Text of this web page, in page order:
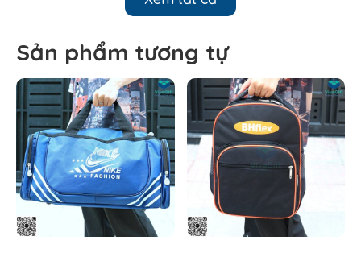
Xuất sứ: Việt Nam
2. Đặc điểm nổi bật sản phẩm
Kiểu dáng gọn gàng, trẻ trung: Thiết kế hiện đại với
phom dáng nhỏ gọn, phù hợp với vóc dáng học sinh,
mang đến vẻ ngoài năng động và tinh tế trong từng
chi tiết.
Ngăn chứa thông minh, tiện dụng: Ngăn chính rộng rãi
đủ sức chứa sách vở, tài liệu, laptop hoặc máy tính
bảng. Ngăn phụ phía trước tích hợp khóa kéo chắc
chắn, thuận tiện cho việc cất giữ hộp bút, đồ dùng học
tập hay vật dụng nhỏ.
Tích hợp ngăn lưới hai bên: Giúp sinh viên dễ dàng
Sản phẩm tương tự